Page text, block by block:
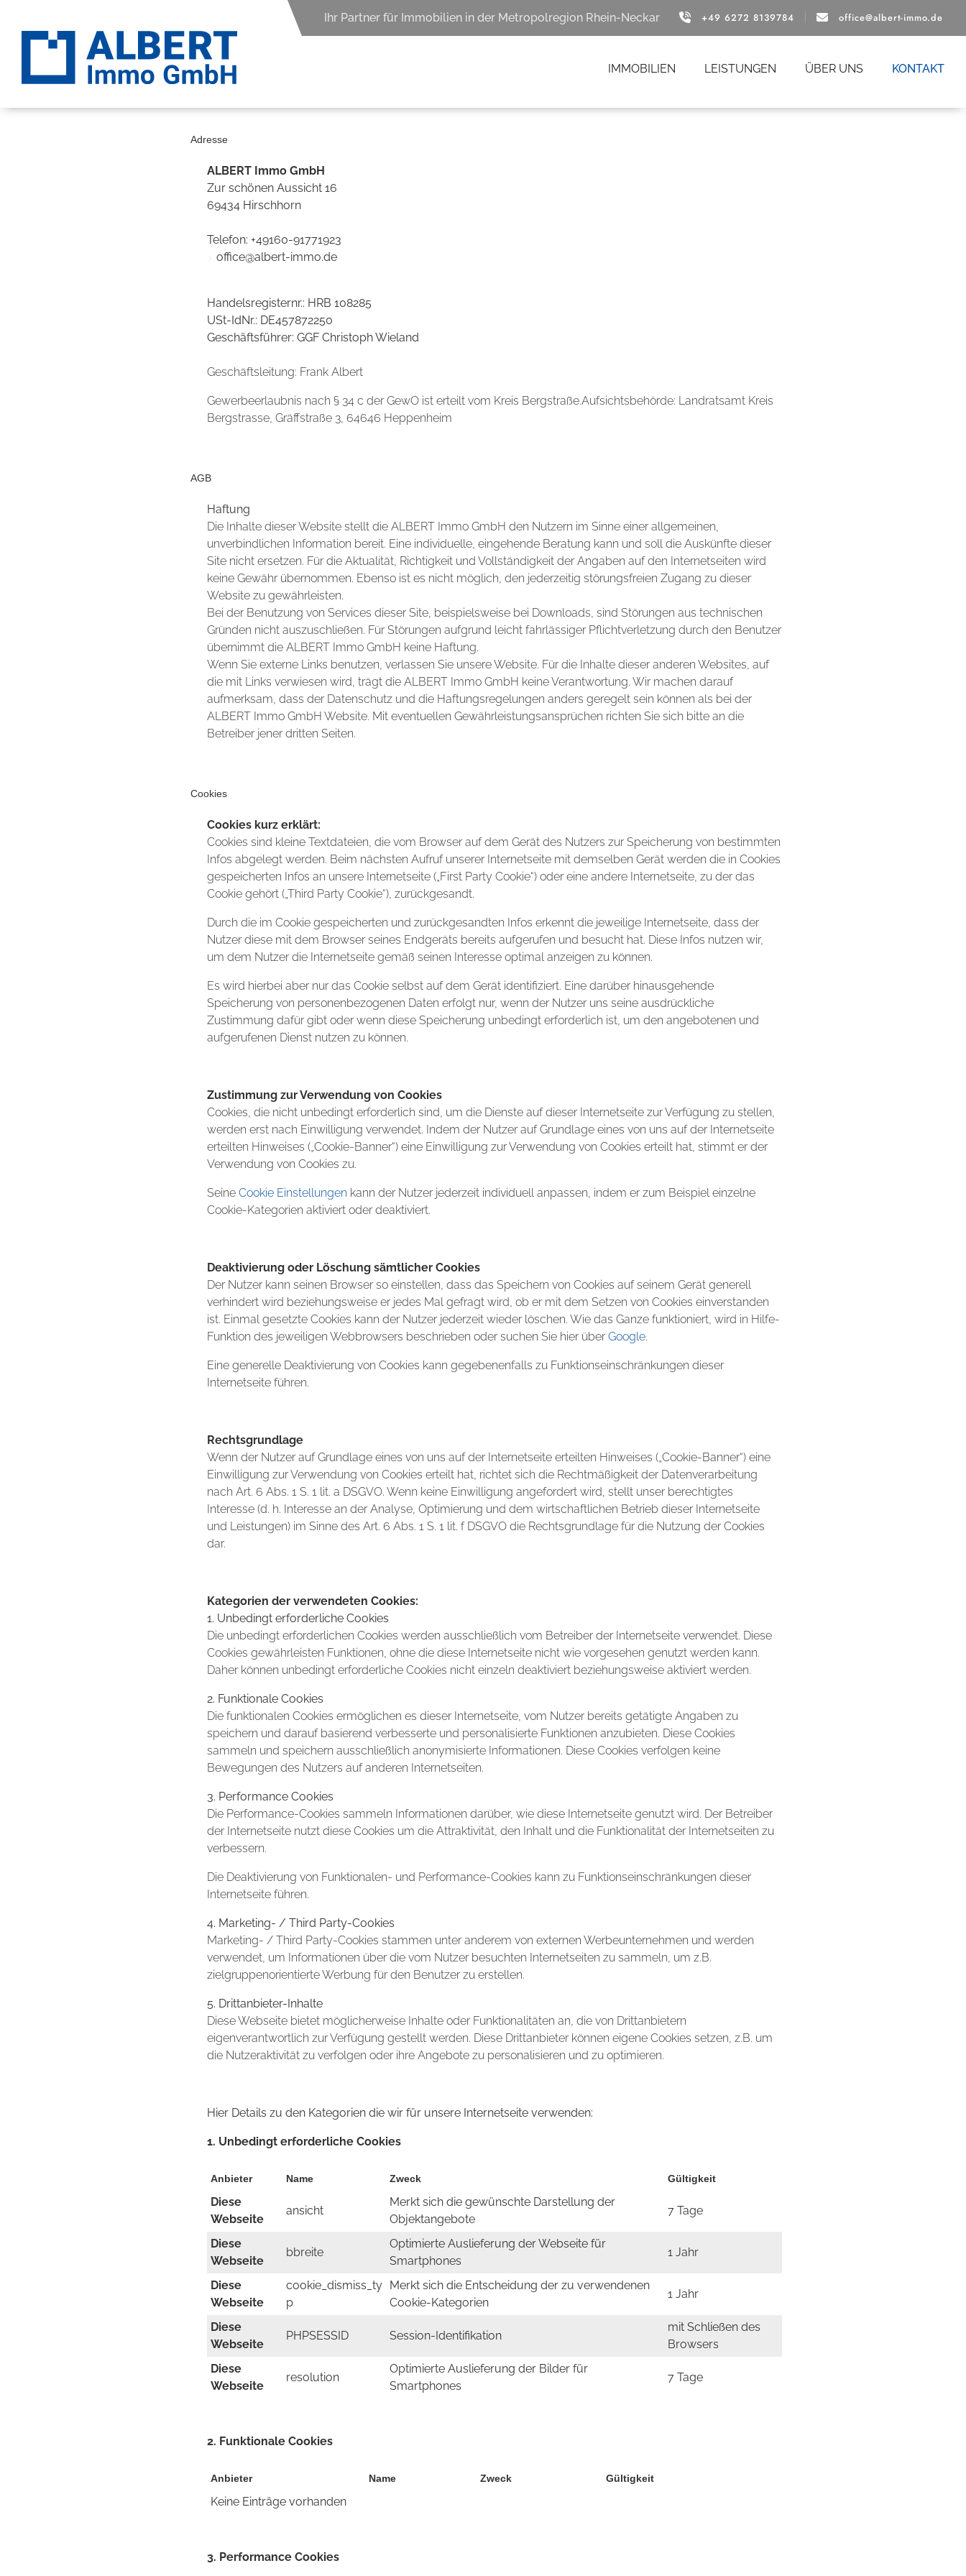
Ihr Partner für Immobilien in der Metropolregion Rhein-Neckar +49 6272 8139784 office@albert-immo.de
IMMOBILIEN LEISTUNGEN ÜBER UNS KONTAKT
Adresse
ALBERT Immo GmbH
Zur schönen Aussicht 16
69434 Hirschhorn
Telefon: +49160-91771923
office@albert-immo.de
Handelsregisternr.: HRB 108285
USt-IdNr.: DE457872250
Geschäftsführer: GGF Christoph Wieland
Geschäftsleitung: Frank Albert
Gewerbeerlaubnis nach § 34 c der GewO ist erteilt vom Kreis Bergstraße.Aufsichtsbehörde: Landratsamt Kreis
Bergstrasse, Gräffstraße 3, 64646 Heppenheim
AGB
Haftung
Die Inhalte dieser Website stellt die ALBERT Immo GmbH den Nutzern im Sinne einer allgemeinen,
unverbindlichen Information bereit. Eine individuelle, eingehende Beratung kann und soll die Auskünfte dieser
Site nicht ersetzen. Für die Aktualität, Richtigkeit und Vollständigkeit der Angaben auf den Internetseiten wird
keine Gewähr übernommen. Ebenso ist es nicht möglich, den jederzeitig störungsfreien Zugang zu dieser
Website zu gewährleisten.
Bei der Benutzung von Services dieser Site, beispielsweise bei Downloads, sind Störungen aus technischen
Gründen nicht auszuschließen. Für Störungen aufgrund leicht fahrlässiger Pflichtverletzung durch den Benutzer
übernimmt die ALBERT Immo GmbH keine Haftung.
Wenn Sie externe Links benutzen, verlassen Sie unsere Website. Für die Inhalte dieser anderen Websites, auf
die mit Links verwiesen wird, trägt die ALBERT Immo GmbH keine Verantwortung. Wir machen darauf
aufmerksam, dass der Datenschutz und die Haftungsregelungen anders geregelt sein können als bei der
ALBERT Immo GmbH Website. Mit eventuellen Gewährleistungsansprüchen richten Sie sich bitte an die
Betreiber jener dritten Seiten.
Cookies
Cookies kurz erklärt:
Cookies sind kleine Textdateien, die vom Browser auf dem Gerät des Nutzers zur Speicherung von bestimmten
Infos abgelegt werden. Beim nächsten Aufruf unserer Internetseite mit demselben Gerät werden die in Cookies
gespeicherten Infos an unsere Internetseite („First Party Cookie“) oder eine andere Internetseite, zu der das
Cookie gehört („Third Party Cookie“), zurückgesandt.
Durch die im Cookie gespeicherten und zurückgesandten Infos erkennt die jeweilige Internetseite, dass der
Nutzer diese mit dem Browser seines Endgeräts bereits aufgerufen und besucht hat. Diese Infos nutzen wir,
um dem Nutzer die Internetseite gemäß seinen Interesse optimal anzeigen zu können.
Es wird hierbei aber nur das Cookie selbst auf dem Gerät identifiziert. Eine darüber hinausgehende
Speicherung von personenbezogenen Daten erfolgt nur, wenn der Nutzer uns seine ausdrückliche
Zustimmung dafür gibt oder wenn diese Speicherung unbedingt erforderlich ist, um den angebotenen und
aufgerufenen Dienst nutzen zu können.
Zustimmung zur Verwendung von Cookies
Cookies, die nicht unbedingt erforderlich sind, um die Dienste auf dieser Internetseite zur Verfügung zu stellen,
werden erst nach Einwilligung verwendet. Indem der Nutzer auf Grundlage eines von uns auf der Internetseite
erteilten Hinweises („Cookie-Banner“) eine Einwilligung zur Verwendung von Cookies erteilt hat, stimmt er der
Verwendung von Cookies zu.
Seine Cookie Einstellungen kann der Nutzer jederzeit individuell anpassen, indem er zum Beispiel einzelne
Cookie-Kategorien aktiviert oder deaktiviert.
Deaktivierung oder Löschung sämtlicher Cookies
Der Nutzer kann seinen Browser so einstellen, dass das Speichern von Cookies auf seinem Gerät generell
verhindert wird beziehungsweise er jedes Mal gefragt wird, ob er mit dem Setzen von Cookies einverstanden
ist. Einmal gesetzte Cookies kann der Nutzer jederzeit wieder löschen. Wie das Ganze funktioniert, wird in Hilfe-
Funktion des jeweiligen Webbrowsers beschrieben oder suchen Sie hier überGoogle.
Eine generelle Deaktivierung von Cookies kann gegebenenfalls zu Funktionseinschränkungen dieser
Internetseite führen.
Rechtsgrundlage
Wenn der Nutzer auf Grundlage eines von uns auf der Internetseite erteilten Hinweises („Cookie-Banner“) eine
Einwilligung zur Verwendung von Cookies erteilt hat, richtet sich die Rechtmäßigkeit der Datenverarbeitung
nach Art. 6 Abs. 1 S. 1 lit. a DSGVO. Wenn keine Einwilligung angefordert wird, stellt unser berechtigtes
Interesse (d. h. Interesse an der Analyse, Optimierung und dem wirtschaftlichen Betrieb dieser Internetseite
und Leistungen) im Sinne des Art. 6 Abs. 1 S. 1 lit. f DSGVO die Rechtsgrundlage für die Nutzung der Cookies
dar.
Kategorien der verwendeten Cookies:
1. Unbedingt erforderliche Cookies
Die unbedingt erforderlichen Cookies werden ausschließlich vom Betreiber der Internetseite verwendet. Diese
Cookies gewährleisten Funktionen, ohne die diese Internetseite nicht wie vorgesehen genutzt werden kann.
Daher können unbedingt erforderliche Cookies nicht einzeln deaktiviert beziehungsweise aktiviert werden.
2. Funktionale Cookies
Die funktionalen Cookies ermöglichen es dieser Internetseite, vom Nutzer bereits getätigte Angaben zu
speichern und darauf basierend verbesserte und personalisierte Funktionen anzubieten. Diese Cookies
sammeln und speichern ausschließlich anonymisierte Informationen. Diese Cookies verfolgen keine
Bewegungen des Nutzers auf anderen Internetseiten.
3. Performance Cookies
Die Performance-Cookies sammeln Informationen darüber, wie diese Internetseite genutzt wird. Der Betreiber
der Internetseite nutzt diese Cookies um die Attraktivität, den Inhalt und die Funktionalität der Internetseiten zu
verbessern.
Die Deaktivierung von Funktionalen- und Performance-Cookies kann zu Funktionseinschränkungen dieser
Internetseite führen.
4. Marketing- / Third Party-Cookies
Marketing- / Third Party-Cookies stammen unter anderem von externen Werbeunternehmen und werden
verwendet, um Informationen über die vom Nutzer besuchten Internetseiten zu sammeln, um z.B.
zielgruppenorientierte Werbung für den Benutzer zu erstellen.
5. Drittanbieter-Inhalte
Diese Webseite bietet möglicherweise Inhalte oder Funktionalitäten an, die von Drittanbietern
eigenverantwortlich zur Verfügung gestellt werden. Diese Drittanbieter können eigene Cookies setzen, z.B. um
die Nutzeraktivität zu verfolgen oder ihre Angebote zu personalisieren und zu optimieren.
Hier Details zu den Kategorien die wir für unsere Internetseite verwenden:
1. Unbedingt erforderliche Cookies
Anbieter Name Zweck Gültigkeit
Diese
Webseite
ansicht
Merkt sich die gewünschte Darstellung der
Objektangebote
7 Tage
Diese
Webseite
bbreite
Optimierte Auslieferung der Webseite für
Smartphones
1 Jahr
Diese
Webseite
cookie_dismiss_ty
p
Merkt sich die Entscheidung der zu verwendenen
Cookie-Kategorien
1 Jahr
Diese
Webseite
PHPSESSID Session-Identifikation
mit Schließen des
Browsers
Diese
Webseite
resolution
Optimierte Auslieferung der Bilder für
Smartphones
7 Tage
2. Funktionale Cookies
Anbieter Name Zweck Gültigkeit
Keine Einträge vorhanden
3. Performance Cookies